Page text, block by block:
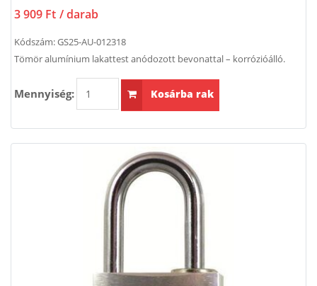
3 909 Ft / darab
Kódszám:GS25-AU-012318
Tömör alumínium lakattest anódozott bevonattal – korrózióálló.
Mennyiség: Kosárba rak